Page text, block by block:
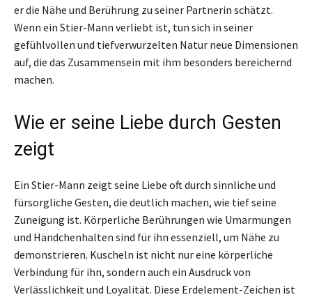
er die Nähe und Berührung zu seiner Partnerin schätzt.
Wenn ein Stier-Mann verliebt ist, tun sich in seiner
gefühlvollen und tiefverwurzelten Natur neue Dimensionen
auf, die das Zusammensein mit ihm besonders bereichernd
machen.
Wie er seine Liebe durch Gesten
zeigt
Ein Stier-Mann zeigt seine Liebe oft durch sinnliche und
fürsorgliche Gesten, die deutlich machen, wie tief seine
Zuneigung ist. Körperliche Berührungen wie Umarmungen
und Händchenhalten sind für ihn essenziell, um Nähe zu
demonstrieren. Kuscheln ist nicht nur eine körperliche
Verbindung für ihn, sondern auch ein Ausdruck von
Verlässlichkeit und Loyalität. Diese Erdelement-Zeichen ist